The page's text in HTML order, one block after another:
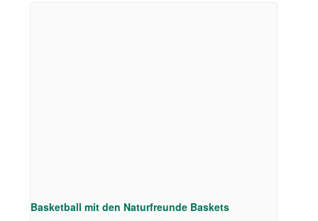
Basketball mit den Naturfreunde Baskets